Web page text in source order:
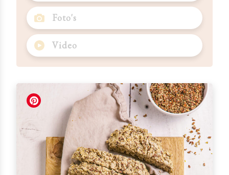
Foto's
Video